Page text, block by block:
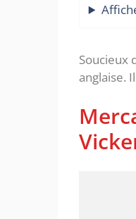
Soucieux
anglaise.